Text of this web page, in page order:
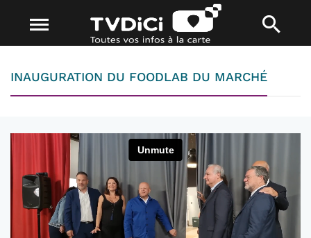
INAUGURATION DU FOODLAB DU MARCHÉ